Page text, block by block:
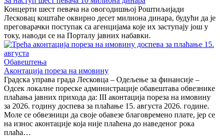
Концерти шест певача на овогодишњој Роштиљијади
Лесковац коштаће оквирно десет милиона динара, будући да је
преговарачки поступак са агенцијама које их заступају још у
току, наводи се на Порталу јавних набавки.
Обавештења
Аконтација пореза на имовину
Градска управа града Лесковца – Одељење за финансије –
Одсек локалне пореске администрације обавештава обвезнике
плаћања јавних прихода да: III аконтација пореза на имовину
за 2026. годину доспева за плаћање 15. августа 2026. године.
Моле се обвезници да своје обавезе благовремено плате, јер се
на износ аконтације која није плаћена до наведеног рока
плаћа…